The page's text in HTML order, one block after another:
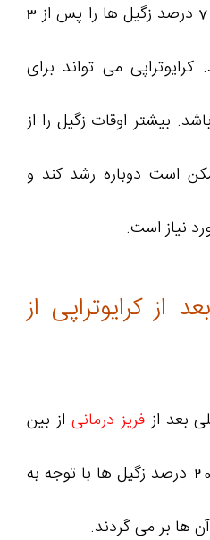
کرایوتراپی معمولاً 50 تا 70 درصد زگیل ها را پس از 3
بیشتر اوقات زگیل را از
است دوباره رشد کند و
نیاز است.
از کرایوتراپی از
فریز درمانی از بین
رفته و عود نمی کنند ولی 20 درصد زگیل ها با توجه به
ها بر می گردند.